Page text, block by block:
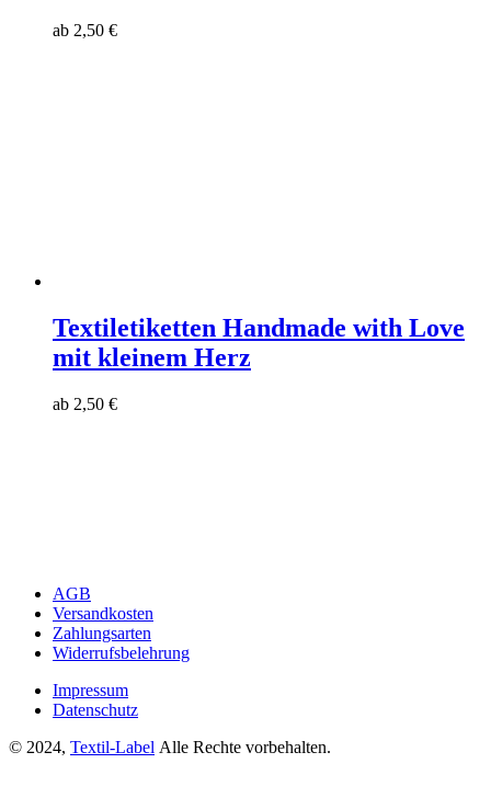
ab 2,50 €
Textiletiketten Handmade with Love
mit kleinem Herz
ab 2,50 €
AGB
Versandkosten
Zahlungsarten
Widerrufsbelehrung
Impressum
Datenschutz
© 2024, Textil-Label Alle Rechte vorbehalten.